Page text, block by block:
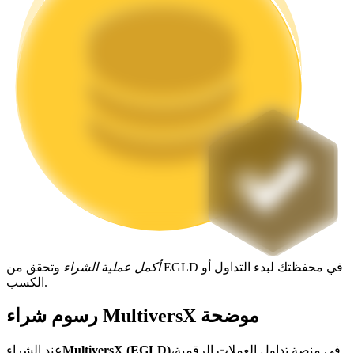
الرهان المرن لكسب العملات الرقمية الشهيرة
أكمل عملية الشراء وتحقق من EGLD في محفظتك لبدء التداول أو
الكسب.
رسوم شراء MultiversX موضحة